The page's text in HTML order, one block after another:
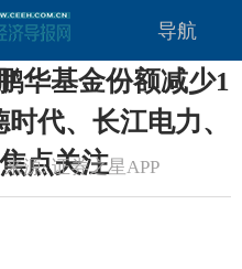
导航
华基金份额减少1
代、长江电力、
点关注
源: 证券之星APP